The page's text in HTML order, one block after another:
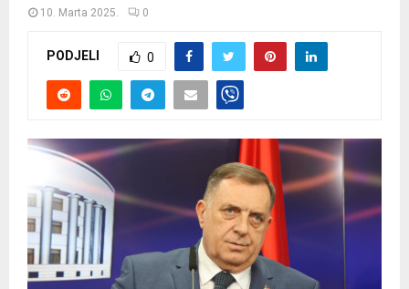
10. Marta 2025. 0
PODJELI 0